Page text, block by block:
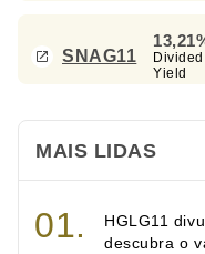
SNAG11
Divided
Yield
MAIS LIDAS
HGLG11
descubra o